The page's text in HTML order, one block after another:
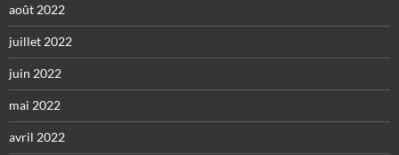
août 2022
juillet 2022
juin 2022
mai 2022
avril 2022